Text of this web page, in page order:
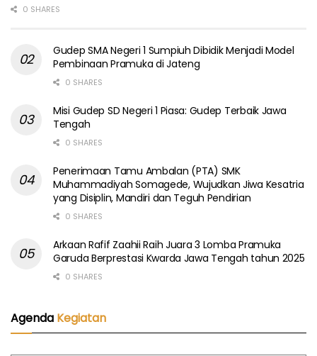
0 SHARES
Gudep SMA Negeri 1 Sumpiuh Dibidik Menjadi Model
Pembinaan Pramuka di Jateng
0 SHARES
Misi Gudep SD Negeri 1 Piasa: Gudep Terbaik Jawa
Tengah
0 SHARES
Penerimaan Tamu Ambalan (PTA) SMK
Muhammadiyah Somagede, Wujudkan Jiwa Kesatria
yang Disiplin, Mandiri dan Teguh Pendirian
0 SHARES
Arkaan Rafif Zaahii Raih Juara 3 Lomba Pramuka
Garuda Berprestasi Kwarda Jawa Tengah tahun 2025
0 SHARES
Agenda Kegiatan